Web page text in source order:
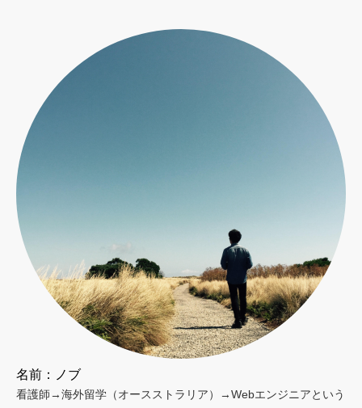
名前：ノブ
看護師→海外留学（オースストラリア）→Webエンジニアという